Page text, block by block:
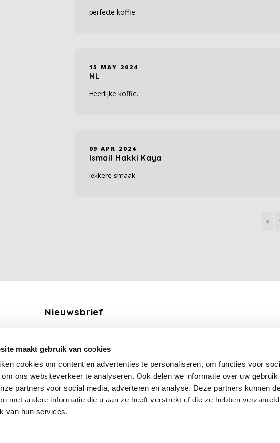
maakt gebruik van cookies
cookies om content en advertenties te personaliseren, om functies voor
om ons websiteverkeer te analyseren. Ook delen we informatie over uw gebruik
partners voor social media, adverteren en analyse. Deze partners kunnen
met andere informatie die u aan ze heeft verstrekt of die ze hebben
van hun services.
perfecte koffie
15 MAY 2024
ML
Heerlijke koffie.
09 APR 2024
Ismail Hakki Kaya
lekkere smaak
Nieuwsbrief
Volg ons